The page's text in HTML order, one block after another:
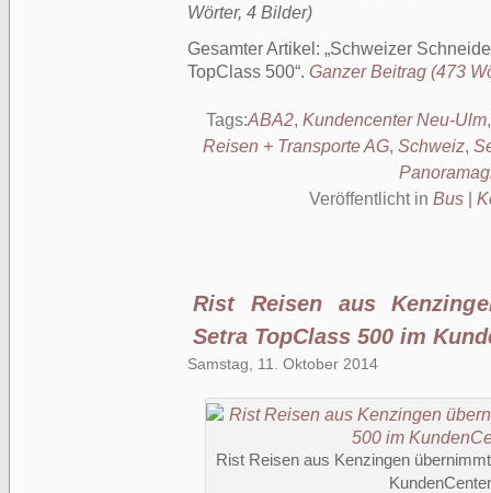
Wörter, 4 Bilder)
Gesamter Artikel:
Schweizer
TopClass 500 . Ganzer Beitrag (473
Tags:ABA2, Kundencenter Neu-Ulm
Reisen + Transporte AG, Schweiz,
Veröffentlicht in Bus|
Rist Reisen aus
Setra TopClass 500 im
Samstag, 11. Oktober 2014
Rist Reisen aus Kenzingen